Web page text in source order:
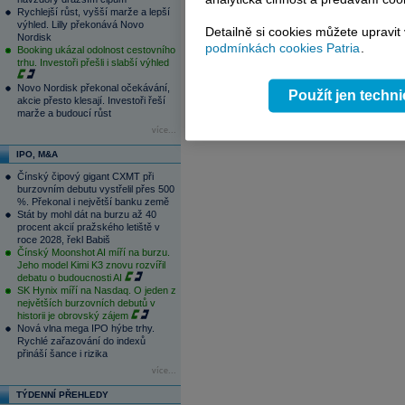
Rychlejší růst, vyšší marže a lepší
výhled. Lilly překonává Novo
Nordisk
Booking ukázal odolnost cestovního
trhu. Investoři přešli i slabší výhled
Novo Nordisk překonal očekávání,
akcie přesto klesají. Investoři řeší
marže a budoucí růst
více...
IPO, M&A
Čínský čipový gigant CXMT při
burzovním debutu vystřelil přes 500
%. Překonal i největší banku země
Stát by mohl dát na burzu až 40
procent akcií pražského letiště v
roce 2028, řekl Babiš
Čínský Moonshot AI míří na burzu.
Jeho model Kimi K3 znovu rozvířil
debatu o budoucnosti AI
SK Hynix míří na Nasdaq. O jeden z
největších burzovních debutů v
historii je obrovský zájem
Nová vlna mega IPO hýbe trhy.
Rychlé zařazování do indexů
přináší šance i rizika
více...
TÝDENNÍ PŘEHLEDY
Detailně si cookies můžete
podmínkách cookies Patria
Použít jen